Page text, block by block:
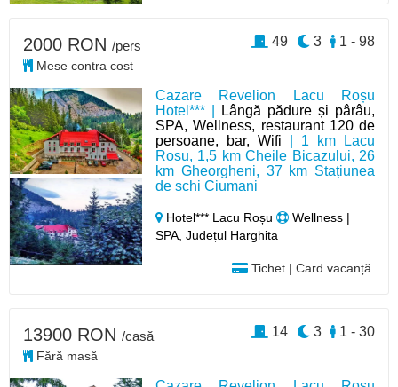
Cazare Revelion Lacu Roșu
Hotel*** |
Lângă pădure și pârâu,
SPA, Wellness, restaurant 120 de
persoane, bar, Wifi | 1 km Lacu
Rosu, 1,5 km Cheile Bicazului, 26
km Gheorgheni, 37 km Stațiunea
de schi Ciumani
Hotel*** Lacu Roșu
Wellness |
SPA, Județul Harghita
Tichet | Card vacanță
2000 RON /pers
Mese contra cost
1 - 98
3
49
13900 RON /casă
Fără masă
1 - 30
3
14